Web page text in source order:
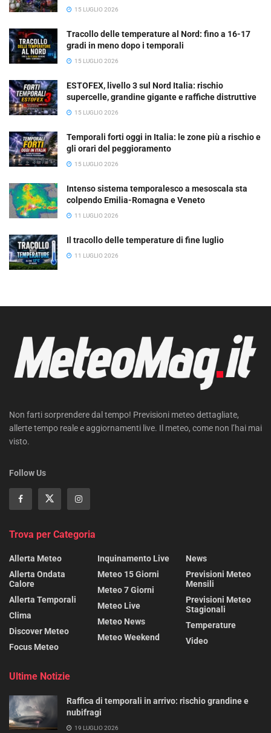
15 LUGLIO 2026
Tracollo delle temperature al Nord: fino a 16-17
gradi in meno dopo i temporali
15 LUGLIO 2026
ESTOFEX, livello 3 sul Nord Italia: rischio
supercelle, grandine gigante e raffiche distruttive
15 LUGLIO 2026
Temporali forti oggi in Italia: le zone più a rischio e
gli orari del peggioramento
15 LUGLIO 2026
Intenso sistema temporalesco a mesoscala sta
colpendo Emilia-Romagna e Veneto
11 LUGLIO 2026
Il tracollo delle temperature di fine luglio
11 LUGLIO 2026
Non farti sorprendere dal tempo! Previsioni meteo dettagliate,
allerte tempo reale e aggiornamenti live. Il meteo, come non l’hai mai
visto.
Follow Us
Trova per Categoria
Allerta Meteo
Allerta Ondata
Calore
Allerta Temporali
Clima
Discover Meteo
Focus Meteo
Inquinamento Live
Meteo 15 Giorni
Meteo 7 Giorni
Meteo Live
Meteo News
Meteo Weekend
News
Previsioni Meteo
Mensili
Previsioni Meteo
Stagionali
Temperature
Video
Ultime Notizie
Raffica di temporali in arrivo: rischio grandine e
nubifragi
19 LUGLIO 2026